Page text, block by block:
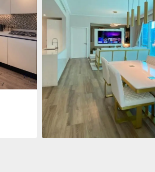
Квартира 708 447 $
Beauport Tower
Beauport Tower, Marina Promenade,
Dubai Marina, Dubai
96 m²